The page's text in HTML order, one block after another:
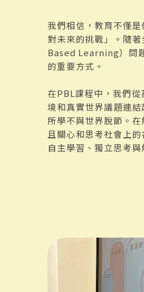
我們相信，教育不僅
對未來的挑戰」。隨
Based Learning）問
的重要方式。
在PBL課程中，我們
境和真實世界議題連
所學不與世界脫節。
且關心和思考社會上
自主學習、獨立思考與